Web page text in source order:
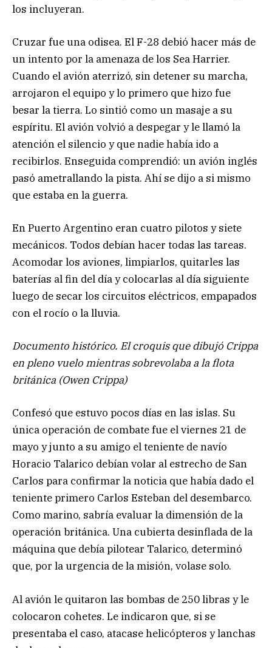
los incluyeran.
Cruzar fue una odisea. El F-28 debió hacer más de
un intento por la amenaza de los Sea Harrier.
Cuando el avión aterrizó, sin detener su marcha,
arrojaron el equipo y lo primero que hizo fue
besar la tierra. Lo sintió como un masaje a su
espíritu. El avión volvió a despegar y le llamó la
atención el silencio y que nadie había ido a
recibirlos. Enseguida comprendió: un avión inglés
pasó ametrallando la pista. Ahí se dijo a si mismo
que estaba en la guerra.
En Puerto Argentino eran cuatro pilotos y siete
mecánicos. Todos debían hacer todas las tareas.
Acomodar los aviones, limpiarlos, quitarles las
baterías al fin del día y colocarlas al día siguiente
luego de secar los circuitos eléctricos, empapados
con el rocío o la lluvia.
Documento histórico. El croquis que dibujó Crippa
en pleno vuelo mientras sobrevolaba a la flota
británica (Owen Crippa)
Confesó que estuvo pocos días en las islas. Su
única operación de combate fue el viernes 21 de
mayo y junto a su amigo el teniente de navío
Horacio Talarico debían volar al estrecho de San
Carlos para confirmar la noticia que había dado el
teniente primero Carlos Esteban del desembarco.
Como marino, sabría evaluar la dimensión de la
operación británica. Una cubierta desinflada de la
máquina que debía pilotear Talarico, determinó
que, por la urgencia de la misión, volase solo.
Al avión le quitaron las bombas de 250 libras y le
colocaron cohetes. Le indicaron que, si se
presentaba el caso, atacase helicópteros y lanchas